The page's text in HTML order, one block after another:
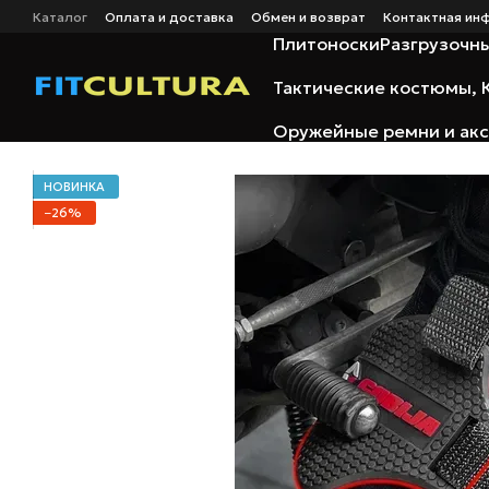
Перейти к основному контенту
Каталог Оплата и доставка Обмен и возврат Контактная
Сайт и личный кабинет Помощ в
Плитоноски
Тактические костюмы,
Оружейные ремни и
НОВИНКА
−26%